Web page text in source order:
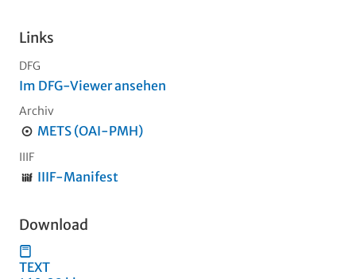
Links
DFG
Im DFG-Viewer ansehen
Archiv
METS (OAI-PMH)
IIIF
IIIF-Manifest
Download
TEXT